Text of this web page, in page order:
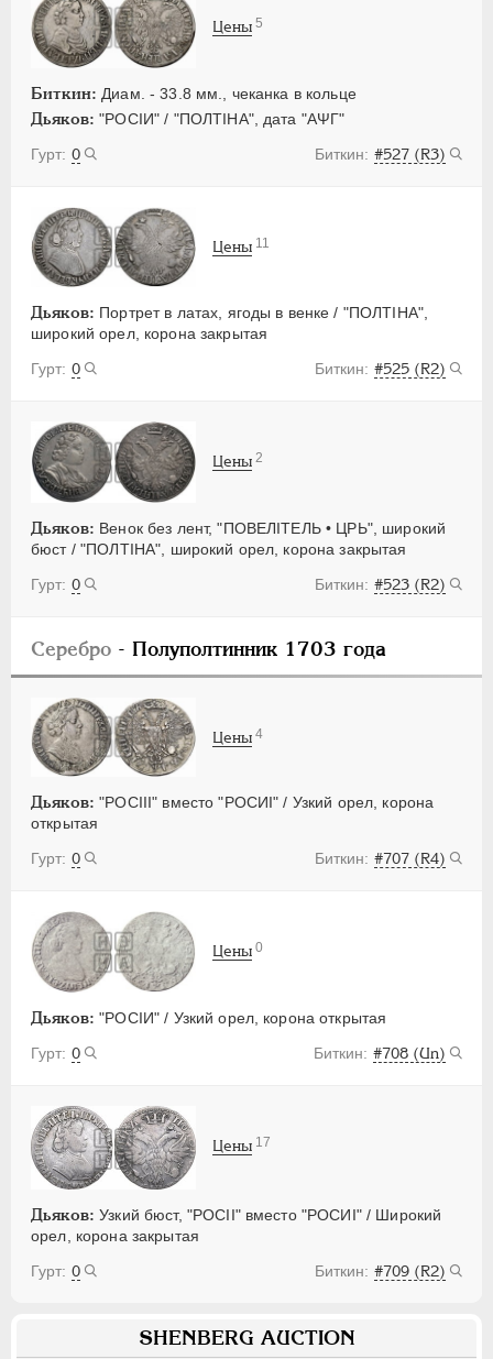
Биткин: Диам. - 33.8 мм., чеканка в кольце
Дьяков: "РОСIИ" / "ПОЛТIНА", дата "АΨГ"
0
#527 (R3)
Цены 5
Дьяков: Портрет в латах, ягоды в венке / "ПОЛТIНА",
широкий орел, корона закрытая
0
#525 (R2)
Цены 11
Дьяков: Венок без лент, "ПОВЕЛITЕЛЬ • ЦРЬ", широкий
бюст / "ПОЛТIНА", широкий орел, корона закрытая
0
#523 (R2)
Цены 2
Серебро - Полуполтинник 1703 года
Дьяков: "РОСIII" вместо "РОСИI" / Узкий орел, корона
открытая
0
#707 (R4)
Цены 4
Дьяков: "РОСIИ" / Узкий орел, корона открытая
0
#708 (Un)
Цены 0
Дьяков: Узкий бюст, "РОСII" вместо "РОСИI" / Широкий
орел, корона закрытая
0
#709 (R2)
Цены 17
SHENBERG AUCTION